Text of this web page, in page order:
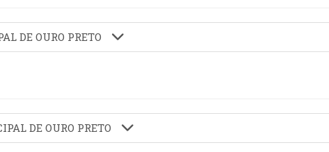
DE OURO PRETO
DE OURO PRETO